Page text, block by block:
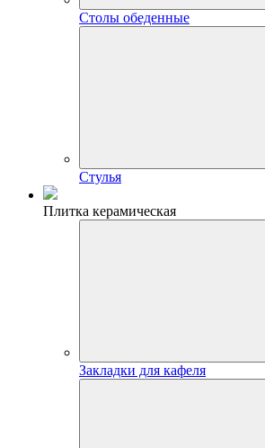
Столы обеденные
Стулья
Плитка керамическая
Закладки для кафеля